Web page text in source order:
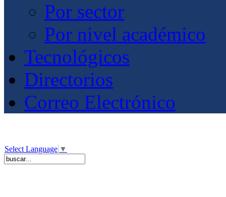
Por sector
Por nivel académico
Tecnológicos
Directorios
Correo Electrónico
Select Language ▼